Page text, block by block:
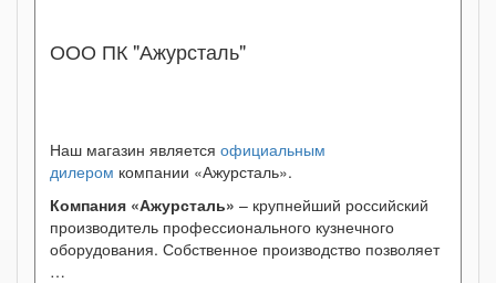
ООО ПК "Ажурсталь"
Наш магазин является официальным
дилером компании «Ажурсталь».
Компания «Ажурсталь» – крупнейший российский
производитель профессионального кузнечного
оборудования. Собственное производство позволяет
…